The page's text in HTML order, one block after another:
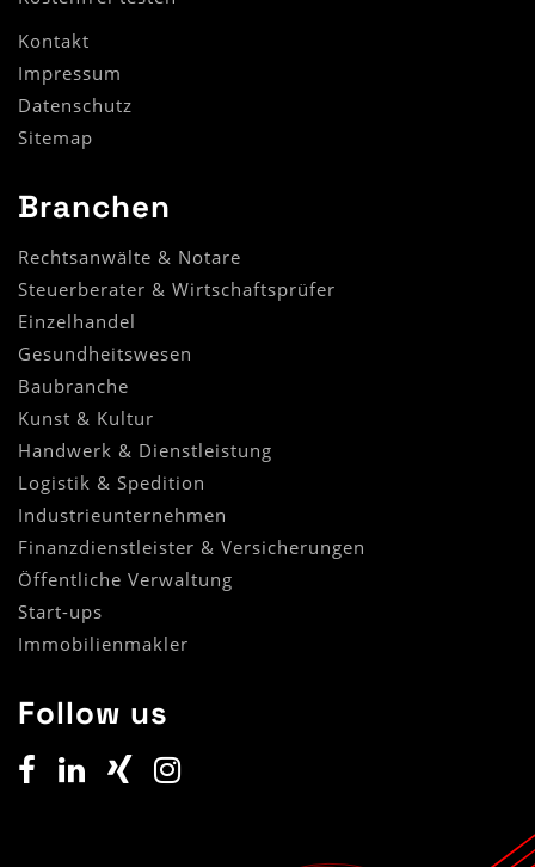
Kontakt
Impressum
Datenschutz
Sitemap
Branchen
Rechtsanwälte & Notare
Steuerberater & Wirtschaftsprüfer
Einzelhandel
Gesundheitswesen
Baubranche
Kunst & Kultur
Handwerk & Dienstleistung
Logistik & Spedition
Industrieunternehmen
Finanzdienstleister & Versicherungen
Öffentliche Verwaltung
Start-ups
Immobilienmakler
Follow us